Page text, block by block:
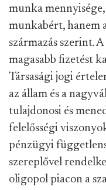
munka
munkabért, hanem
származás szerint.
magasabb fizetést
Társasági jogi
az állam és a
tulajdonosi és
felelősségi
pénzügyi
szereplővel
oligopol piacon a